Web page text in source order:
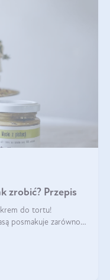
zrobić? Przepis
krem do tortu!
posmakuje zarówno